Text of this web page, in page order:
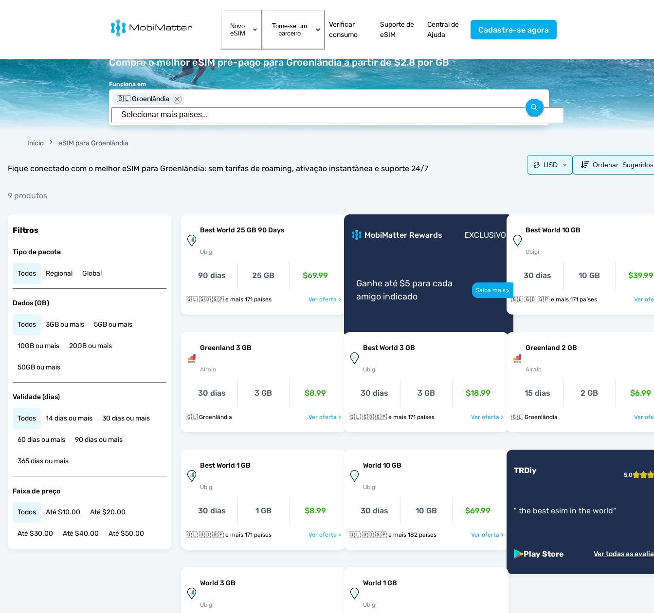
MobiMatter
Novo
eSIM
Torne-se um
parceiro
Verificar
consumo
Suporte de
eSIM
Central de
Ajuda
Cadastre-se agora
Compre o melhor eSIM pré-pago para Groenlândia a partir de $2.8 por GB
Funciona em
🇬🇱 Groenlândia
Início eSIM para Groenlândia
Fique conectado com o melhor eSIM para Groenlândia: sem tarifas de roaming, ativação instantânea e suporte 24/7
9 produtos
USD Ordenar: Sugeridos
Filtros
Tipo de pacote
Todos Regional Global
Dados (GB)
Todos 3GB ou mais 5GB ou mais
10GB ou mais 20GB ou mais
50GB ou mais
Validade (dias)
Todos 14 dias ou mais 30 dias ou mais
60 dias ou mais 90 dias ou mais
365 dias ou mais
Faixa de preço
Todos Até $10.00 Até $20.00
Até $30.00 Até $40.00 Até $50.00
Best World 25 GB 90 Days
Ubigi
90 dias 25 GB $69.99
🇬🇱 🇬🇩 🇬🇵 e mais 171 países Ver oferta >
MobiMatter Rewards EXCLUSIVO
Ganhe até $5 para cada
amigo indicado
Saiba mais>
Best World 10 GB
Ubigi
30 dias 10 GB $39.99
🇬🇱 🇬🇩 🇬🇵 e mais 171 países Ver
Greenland 3 GB
Airalo
30 dias 3 GB $8.99
🇬🇱 Groenlândia Ver oferta >
Best World 3 GB
Ubigi
30 dias 3 GB $18.99
🇬🇱 🇬🇩 🇬🇵 e mais 171 países Ver oferta >
Greenland 2 GB
Airalo
15 dias 2 GB $6.99
🇬🇱 Groenlândia Ver
Best World 1 GB
Ubigi
30 dias 1 GB $8.99
🇬🇱 🇬🇩 🇬🇵 e mais 171 países Ver oferta >
World 10 GB
Ubigi
30 dias 10 GB $69.99
🇬🇱 🇬🇩 🇬🇵 e mais 182 países Ver oferta >
TRDiy 5.0
" the best esim in the world"
Play Store Ver todas as
World 3 GB
Ubigi
World 1 GB
Ubigi